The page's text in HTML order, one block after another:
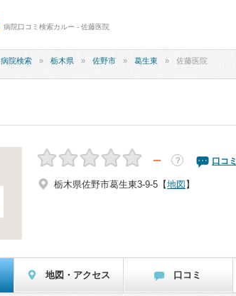
病院口コミ検索カルー - 佐藤医院
病院検索 栃木県 佐野市 葛生東 佐藤医院
－ ？ 口コミ
栃木県佐野市葛生東3-9-5 【地図 】
地図・アクセス 口コミ